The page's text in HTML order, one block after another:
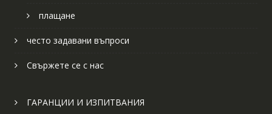
плащане
често задавани въпроси
Свържете се с нас
ГАРАНЦИИ И ИЗПИТВАНИЯ